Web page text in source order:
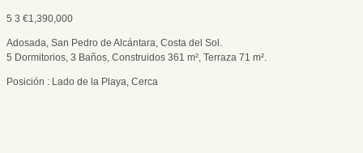
5 3 €1,390,000
Adosada, San Pedro de Alcántara, Costa del Sol.
5 Dormitorios, 3 Baños, Construidos 361 m², Terraza 71 m².
Posición : Lado de la Playa, Cerca